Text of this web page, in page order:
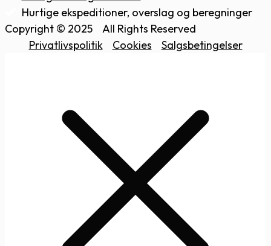
Hurtige ekspeditioner, overslag og beregninger
Copyright © 2025
All Rights Reserved
Privatlivspolitik
Cookies Salgsbetingelser